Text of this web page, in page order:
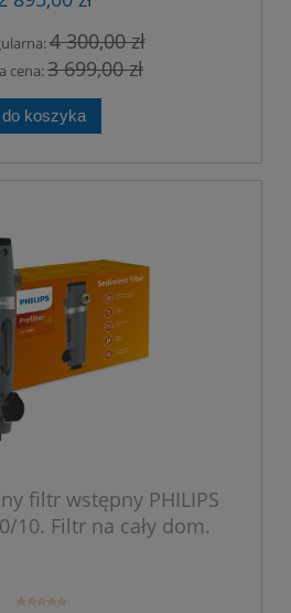
4 300,00 zł
cena:3 699,00 zł
do koszyka
filtr wstępny PHILIPS
10. Filtr na cały dom.